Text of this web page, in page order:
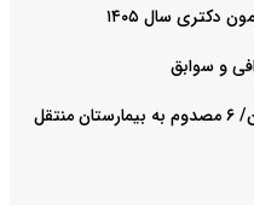
دکتری سال ۱۴۰۵
و سوابق
حادثه سقوط آسانسور در پاساژ علاءالدین/ ۶ مصدوم به بیمارستان منتقل